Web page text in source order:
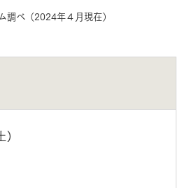
調べ（2024年４月現在）
)